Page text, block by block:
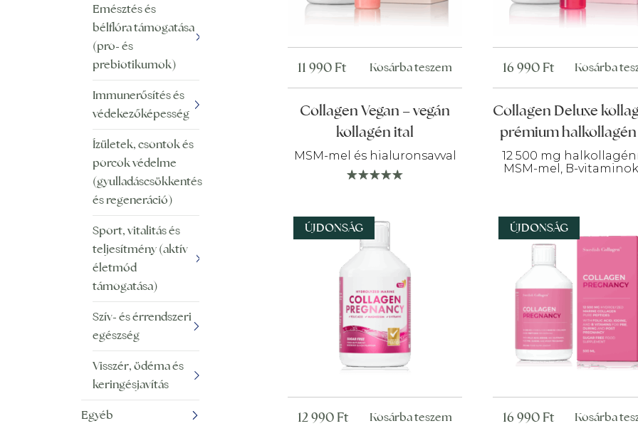
Collagen Vegan – vegán
kollagén ital
MSM-mel és hialuronsavval
11 990 Ft Kosárba teszem
Collagen Deluxe
prémium
12 500 mg
MSM-mel, B-
16 990 Ft Kosárba
ÚJDONSÁG
12 990 Ft Kosárba teszem
ÚJDONSÁG
16 990 Ft Kosárba
Emésztés és
bélflóra támogatása
(pro- és
prebiotikumok)
Immunerősítés és
védekezőképesség
Ízületek, csontok és
porcok védelme
(gyulladáscsökkentés
és regeneráció)
Sport, vitalitás és
teljesítmény (aktív
életmód
támogatása)
Szív- és érrendszeri
egészség
Visszér, ödéma és
keringésjavítás
Egyéb